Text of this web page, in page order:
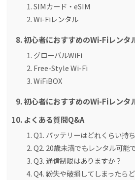
SIMカード・eSIM
Wi-Fiレンタル
初心者におすすめのWi-Fiレンタ
グローバルWiFi
Free-Style Wi-Fi
WiFiBOX
初心者におすすめのWi-Fiレンタ
よくある質問Q&A
Q1. バッテリーはどれくらい持
Q2. 20歳未満でもレンタル可能
Q3. 通信制限はありますか？
Q4. 紛失や破損してしまったら